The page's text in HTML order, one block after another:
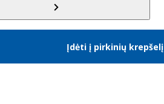
Įdėti į pirkinių krepšelį